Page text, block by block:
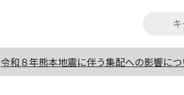
令和８年熊本地震に伴う集配への影響につ